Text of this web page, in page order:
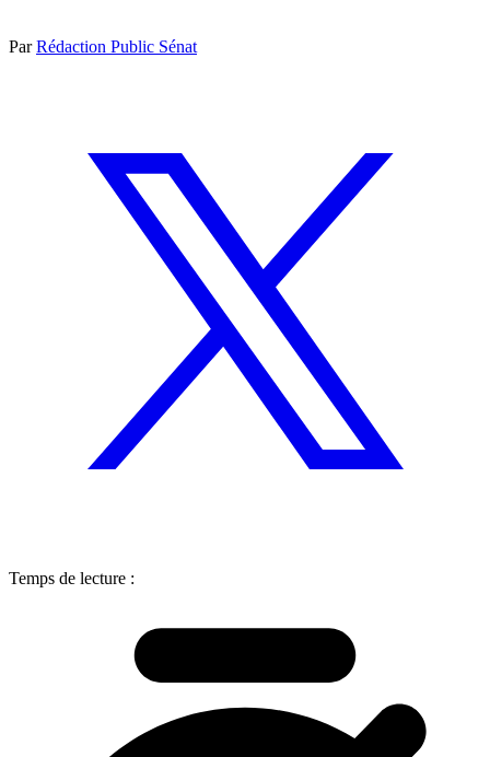
ParRédaction Public Sénat
Temps de lecture :